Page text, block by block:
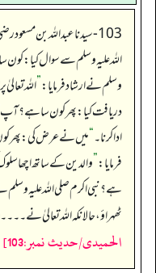
103- سیدنا عبداللہ بن
اللہ علیہ وسلم سے سوال کیا:
وسلم نے ارشاد فرمایا:”اللہ
دریافت کیا: پھر کون سا ہے؟ آپ
ادا کرنا۔“میں نے عرض کی: پھر
فرمایا:”والدین کے ساتھ اچھا
ہے؟ نبی اکرم صلی اللہ علیہ وسلم
ٹھہراؤ، حالانکہ اللہ تعالیٰ
الحمیدی/حدیث نمبر:103]